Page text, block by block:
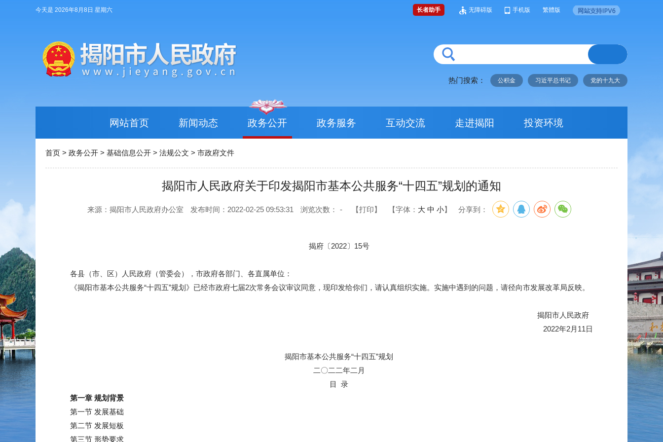
今天是 2026年8月8日 星期六 长者助手 无障碍版 手机版 繁體版
热门搜索： 公积金 习近平总书记 党的十九大
网站首页 新闻动态 政务公开 政务服务 互动交流 走进揭阳 投资环境
首页 > 政务公开 > 基础信息公开 > 法规公文 > 市政府文件
揭阳市人民政府关于印发揭阳市基本公共服务“十四五”规划的通知
来源：揭阳市人民政府办公室 发布时间：2022-02-25 09:53:31 浏览次数： - 【打印】 【字体： 大 中 小】 分享到：
揭府〔2022〕15号
各县（市、区）人民政府（管委会），市政府各部门、各直属单位：
《揭阳市基本公共服务“十四五”规划》已经市政府七届2次常务会议审议同意，现印发给你们，请认真组织实施。实施中遇到的问题，请径向市发展改革局反映。
揭阳市人民政府
2022年2月11日
揭阳市基本公共服务“十四五”规划
二〇二二年二月
目 录
第一章 规划背景
第一节 发展基础
第二节 发展短板
第三节 形势要求